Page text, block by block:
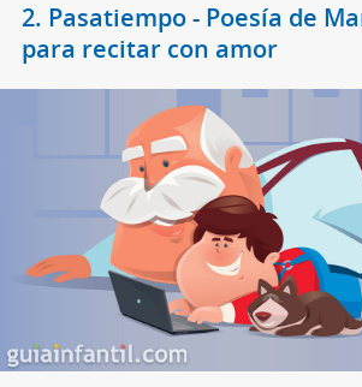
2. Pasatiempo - Poesía de
para recitar con amor